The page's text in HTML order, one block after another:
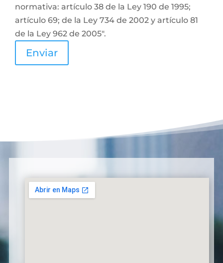
normativa: artículo 38 de la Ley 190 de 1995;
artículo 69; de la Ley 734 de 2002 y artículo 81
de la Ley 962 de 2005".
Enviar